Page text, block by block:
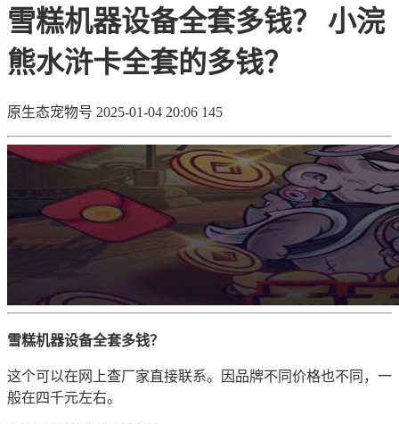
雪糕机器设备全套多钱？ 小浣
熊水浒卡全套的多钱？
原生态宠物号 2025-01-04 20:06 145
雪糕机器设备全套多钱？
这个可以在网上查厂家直接联系。因品牌不同价格也不同，一
般在四千元左右。